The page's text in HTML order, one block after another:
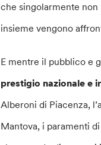
che singolarmente
insieme vengono
E mentre il pubblico e
prestigio nazionale e
Alberoni di Piacenza,
Mantova, i paramenti